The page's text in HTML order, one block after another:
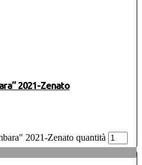
2021-Zenato
2021-Zenato quantità